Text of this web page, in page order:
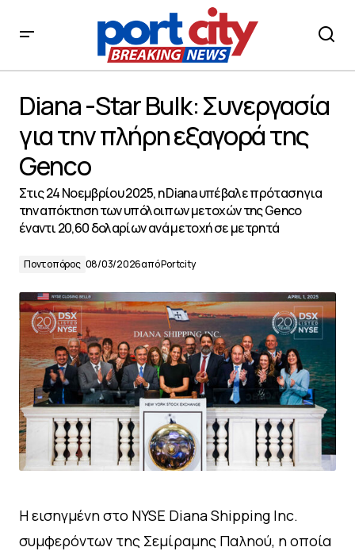
Genco
Diana -Star Bulk: Συνεργασία
για την πλήρη εξαγορά της
Genco
Στις 24 Νοεμβρίου 2025, η Diana υπέβαλε πρόταση για
την απόκτηση των υπόλοιπων μετοχών της Genco
έναντι 20,60 δολαρίων ανά μετοχή σε μετρητά
Ποντοπόρος 08/03/2026απόPortcity
Η εισηγμένη στο NYSE Diana Shipping Inc.
συμφερόντων της Σεμίραμης Παληού, η οποία